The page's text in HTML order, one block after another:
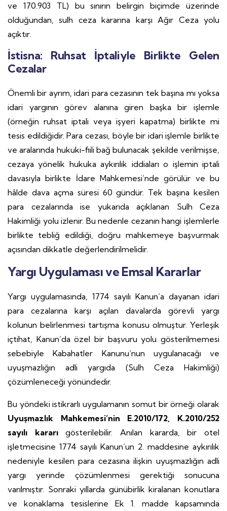
ve 170.903 TL) bu sınırın belirgin biçimde üzerinde
olduğundan, sulh ceza kararına karşı Ağır Ceza yolu
açıktır.
İstisna: Ruhsat İptaliyle Birlikte Gelen
Cezalar
Önemli bir ayrım, idari para cezasının tek başına mı yoksa
idari yargının görev alanına giren başka bir işlemle
(örneğin ruhsat iptali veya işyeri kapatma) birlikte mi
tesis edildiğidir. Para cezası, böyle bir idari işlemle birlikte
ve aralarında hukuki-fiili bağ bulunacak şekilde verilmişse,
cezaya yönelik hukuka aykırılık iddiaları o işlemin iptali
davasıyla birlikte İdare Mahkemesi’nde görülür ve bu
hâlde dava açma süresi 60 gündür. Tek başına kesilen
para cezalarında ise yukarıda açıklanan Sulh Ceza
Hakimliği yolu izlenir. Bu nedenle cezanın hangi işlemlerle
birlikte tebliğ edildiği, doğru mahkemeye başvurmak
açısından dikkatle değerlendirilmelidir.
Yargı Uygulaması ve Emsal Kararlar
Yargı uygulamasında, 1774 sayılı Kanun’a dayanan idari
para cezalarına karşı açılan davalarda görevli yargı
kolunun belirlenmesi tartışma konusu olmuştur. Yerleşik
içtihat, Kanun’da özel bir başvuru yolu gösterilmemesi
sebebiyle Kabahatler Kanunu’nun uygulanacağı ve
uyuşmazlığın adli yargıda (Sulh Ceza Hakimliği)
çözümleneceği yönündedir.
Bu yöndeki istikrarlı uygulamanın somut bir örneği olarak
Uyuşmazlık Mahkemesi’nin E.2010/172, K.2010/252
sayılı kararıgösterilebilir. Anılan kararda, bir otel
işletmecisine 1774 sayılı Kanun’un 2. maddesine aykırılık
nedeniyle kesilen para cezasına ilişkin uyuşmazlığın adli
yargı yerinde çözümlenmesi gerektiği sonucuna
varılmıştır. Sonraki yıllarda günübirlik kiralanan konutlara
ve konaklama tesislerine Ek 1. madde kapsamında